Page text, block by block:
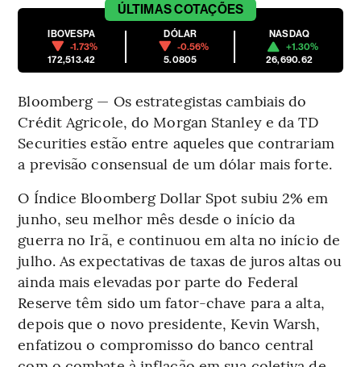
ÚLTIMASCOTAÇÕES
IBOVESPA
-1.73%
172,513.42
DÓLAR
-0.56%
5.0805
NASDAQ
+1.30%
26,690.62
Bloomberg — Os estrategistas cambiais do
Crédit Agricole, do Morgan Stanley e da TD
Securities estão entre aqueles que contrariam
a previsão consensual de um dólar mais forte.
O Índice Bloomberg Dollar Spot subiu 2% em
junho, seu melhor mês desde o início da
guerra no Irã, e continuou em alta no início de
julho. As expectativas de taxas de juros altas ou
ainda mais elevadas por parte do Federal
Reserve têm sido um fator-chave para a alta,
depois que o novo presidente, Kevin Warsh,
enfatizou o compromisso do banco central